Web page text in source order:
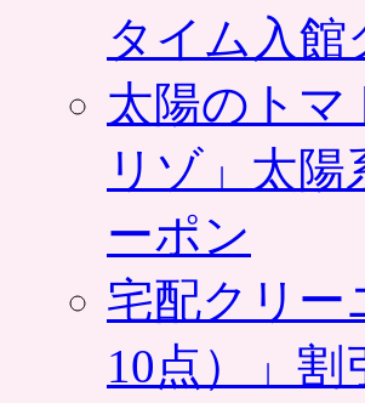
タイム入
太陽のトマ
リゾ」太
ーポン
宅配クリー
10点）」